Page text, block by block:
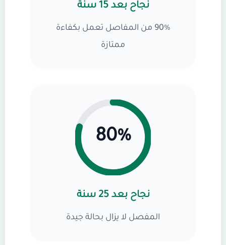
نجاح بعد 15 سنة
90% من المفاصل تعمل بكفاءة
ممتازة
80%
نجاح بعد 25 سنة
المفصل لا يزال بحالة جيدة